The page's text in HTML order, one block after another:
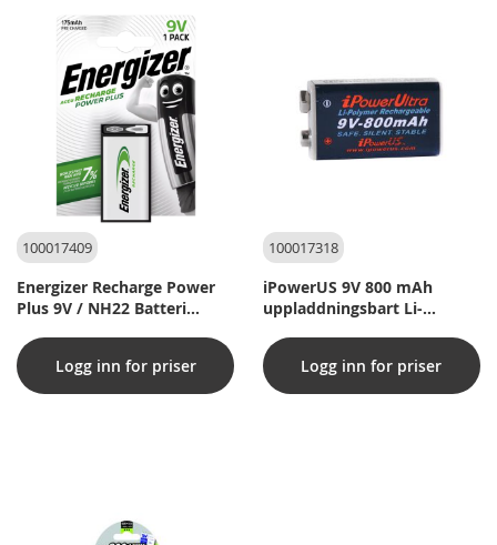
100017409
Energizer Recharge Power
Plus 9V / NH22 Batteri
Logg inn for priser
100017318
iPowerUS 9V 800 mAh
uppladdningsbart Li-
Logg inn for priser